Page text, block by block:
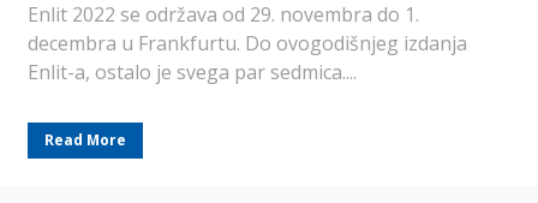
Enlit 2022 se održava od 29. novembra do 1.
decembra u Frankfurtu. Do ovogodišnjeg izdanja
Enlit-a, ostalo je svega par sedmica....
Read More